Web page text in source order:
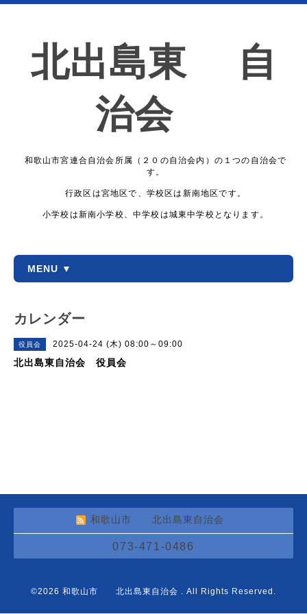
北出島東 自
治会
和歌山市宮連合自治会所属（２０の自治会内）の１つの自治会で
す。
行政区は宮地区で、学校区は新南地区です。
小学校は新南小学校、中学校は城東中学校となります。
MENU ▼
カレンダー
役員会 2025-04-24 (木) 08:00～09:00
北出島東自治会 役員会
和歌山市 北出島東自治会
073-471-0486
©2026 和歌山市 北出島東自治会 . All Rights Reserved.